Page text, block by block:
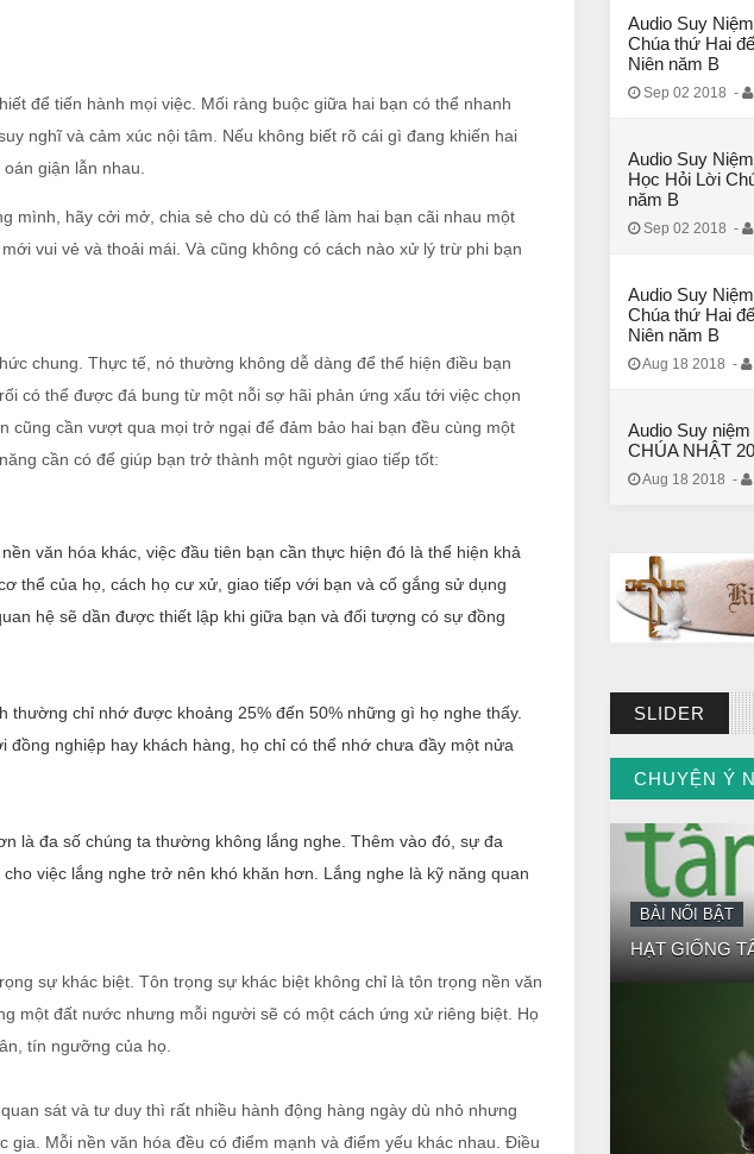
để tiến hành mọi việc. Mối ràng buộc giữa hai bạn có thể nhanh
nghĩ và cảm xúc nội tâm. Nếu không biết rõ cái gì đang khiến hai
giận lẫn nhau.
mình, hãy cởi mở, chia sẻ cho dù có thể làm hai bạn cãi nhau một
vui vẻ và thoải mái. Và cũng không có cách nào xử lý trừ phi bạn
chung. Thực tế, nó thường không dễ dàng để thể hiện điều bạn
có thể được đá bung từ một nỗi sợ hãi phản ứng xấu tới việc chọn
cũng cần vượt qua mọi trở ngại để đảm bảo hai bạn đều cùng một
cần có để giúp bạn trở thành một người giao tiếp tốt:
văn hóa khác, việc đầu tiên bạn cần thực hiện đó là thể hiện khả
thể của họ, cách họ cư xử, giao tiếp với bạn và cố gắng sử dụng
hệ sẽ dần được thiết lập khi giữa bạn và đối tượng có sự đồng
chỉ nhớ được khoảng 25% đến 50% những gì họ nghe thấy.
nghiệp hay khách hàng, họ chỉ có thể nhớ chưa đầy một nửa
là đa số chúng ta thường không lắng nghe. Thêm vào đó, sự đa
việc lắng nghe trở nên khó khăn hơn. Lắng nghe là kỹ năng quan
sự khác biệt. Tôn trọng sự khác biệt không chỉ là tôn trọng nền văn
một đất nước nhưng mỗi người sẽ có một cách ứng xử riêng biệt. Họ
tín ngưỡng của họ.
sát và tư duy thì rất nhiều hành động hàng ngày dù nhỏ nhưng
Mỗi nền văn hóa đều có điểm mạnh và điểm yếu khác nhau. Điều
Audio Suy
Chúa thứ Hai
Niên năm B
Sep 02 2018 -
Audio Suy
Học Hỏi Lời
năm B
Sep 02 2018 -
Audio Suy
Chúa thứ Hai
Niên năm B
Aug 18 2018 -
Audio Suy
CHÚA NHẬT
Aug 18 2018 -
SLIDER
CHUYỆN Ý
CHUYỆN Ý
BÀI NỔI BẬT
HẠT GIỐNG